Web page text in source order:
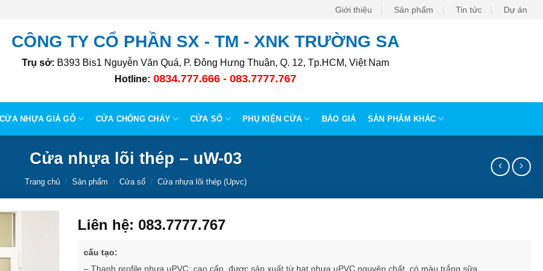
Giới thiệu Sản phẩm Tin tức Dự án
CÔNG TY CỔ PHẦN SX - TM - XNK TRƯỜNG SA
Trụ sở: B393 Bis1 Nguyễn Văn Quá, P. Đông Hưng Thuận, Q. 12, Tp.HCM, Việt Nam
Hotline: 0834.777.666 - 083.7777.767
CỬA NHỰA GIẢ GỖ CỬA CHỐNG CHÁY CỬA SỔ PHỤ KIỆN CỬA BÁO GIÁ SẢN PHẨM KHÁC
Cửa nhựa lõi thép – uW-03
Trang chủ / Sản phẩm / Cửa sổ / Cửa nhựa lõi thép (Upvc)
Liên hệ: 083.7777.767
cấu tạo:
– Thanh profile nhựa uPVC: cao cấp, được sản xuất từ hạt nhựa uPVC nguyên chất, có màu trắng sữa